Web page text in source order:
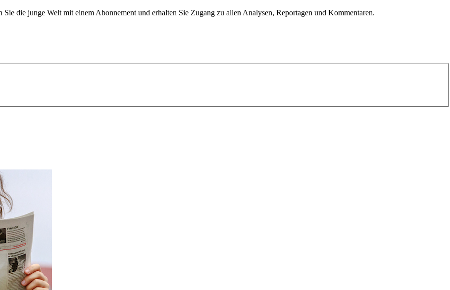
die junge Welt mit einem Abonnement und erhalten Sie Zugang zu allen Analysen, Reportagen und Kommentaren.